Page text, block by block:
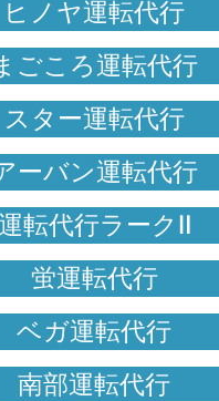
ヒノヤ運転代行
ごころ運転代行
スター運転代行
ーバン運転代行
転代行ラークⅡ
蛍運転代行
ベガ運転代行
南部運転代行